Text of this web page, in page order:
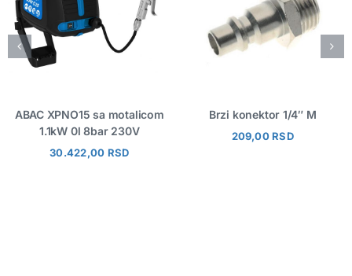
ABAC XPNO15 sa motalicom
1.1kW 0l 8bar 230V
30.422,00 RSD
Brzi konektor 1/4″ M
209,00RSD